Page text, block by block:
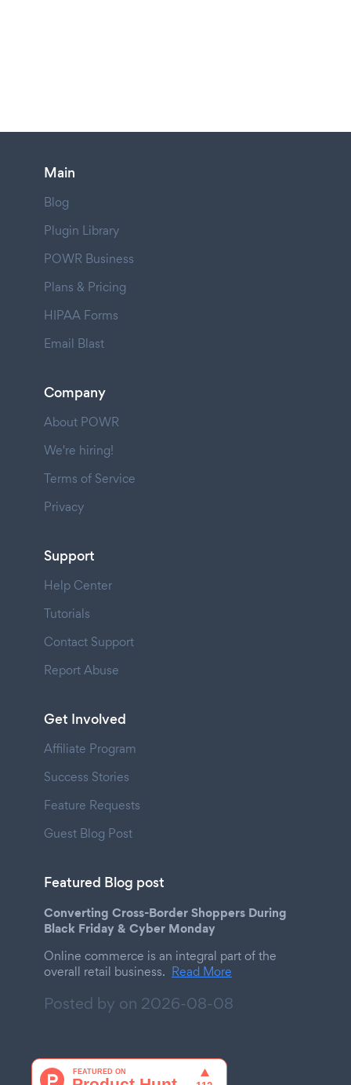
Main
Blog
Plugin Library
POWR Business
Plans & Pricing
HIPAA Forms
Email Blast
Company
About POWR
We're hiring!
Terms of Service
Privacy
Support
Help Center
Tutorials
Contact Support
Report Abuse
Get Involved
Affiliate Program
Success Stories
Feature Requests
Guest Blog Post
Featured Blog post
Converting Cross-Border Shoppers During
Black Friday & Cyber Monday
Online commerce is an integral part of the
overall retail business. Read More
Posted by on 2026-08-08